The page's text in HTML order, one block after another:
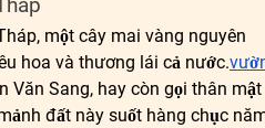
một cây mai vàng nguyên
hoa và thương lái cả nước.
Văn Sang, hay còn gọi thân mật
đất này suốt hàng chục